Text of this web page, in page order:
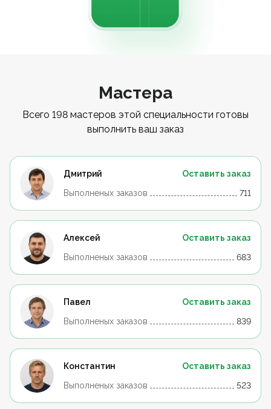
Мастера
Всего 198 мастеров этой специальности готовы
выполнить ваш заказ
Дмитрий
Оставить заказ
Выполненых заказов
711
Алексей
Оставить заказ
Выполненых заказов
683
Павел
Оставить заказ
Выполненых заказов
839
Константин
Оставить заказ
Выполненых заказов
523